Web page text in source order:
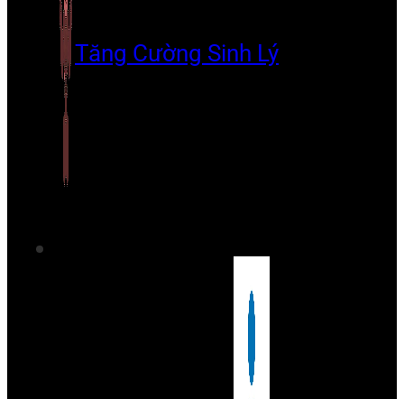
Tăng Cường Sinh Lý